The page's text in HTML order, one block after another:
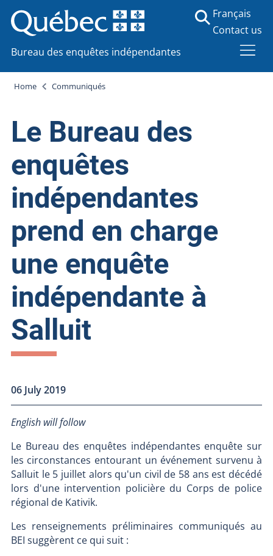
Bureau des enquêtes indépendantes
Français
Contact us
Home Communiqués
Le Bureau des
enquêtes
indépendantes
prend en charge
une enquête
indépendante à
Salluit
06 July 2019
English will follow
Le Bureau des enquêtes indépendantes enquête sur
les circonstances entourant un événement survenu à
Salluit le 5 juillet alors qu'un civil de 58 ans est décédé
lors d'une intervention policière du Corps de police
régional de Kativik.
Les renseignements préliminaires communiqués au
BEI suggèrent ce qui suit :